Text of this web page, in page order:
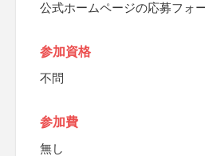
公式ホームページの応募フォ
参加資格
不問
参加費
無し